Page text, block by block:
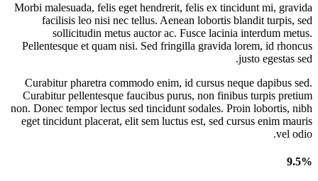
Morbi malesuada, felis eget hendrerit, felis ex tincidunt mi, gravida
facilisis leo nisi nec tellus. Aenean lobortis blandit turpis, sed
sollicitudin metus auctor ac. Fusce lacinia interdum metus.
Pellentesque et quam nisi. Sed fringilla gravida lorem, id rhoncus
justo egestas sed.
Curabitur pharetra commodo enim, id cursus neque dapibus sed.
Curabitur pellentesque faucibus purus, non finibus turpis pretium
non. Donec tempor lectus sed tincidunt sodales. Proin lobortis, nibh
eget tincidunt placerat, elit sem luctus est, sed cursus enim mauris
vel odio.
9.5%